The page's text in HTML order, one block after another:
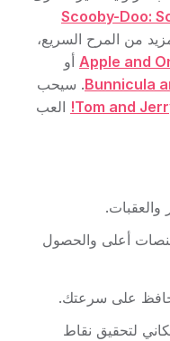
Scooby-Doo:
من المرح السريع،
Apple and أو
Bunnicula. سيحب
Tom and العب
والعقبات.
أعلى والحصول
على سرعتك.
لتحقيق نقاط